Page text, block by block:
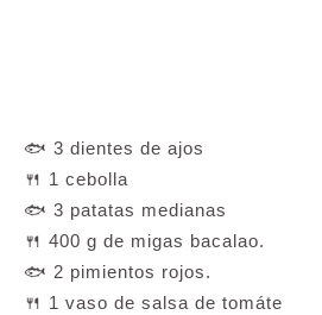
🐟 3 dientes de ajos
🍴 1 cebolla
🐟 3 patatas medianas
🍴 400 g de migas bacalao.
🐟 2 pimientos rojos.
🍴 1 vaso de salsa de tomáte